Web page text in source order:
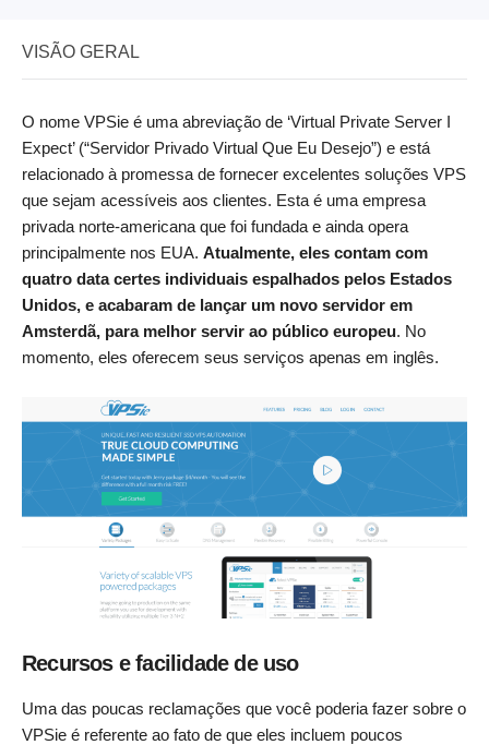
VISÃO GERAL
O nome VPSie é uma abreviação de ‘Virtual Private Server I
Expect’ (“Servidor Privado Virtual Que Eu Desejo”) e está
relacionado à promessa de fornecer excelentes soluções VPS
que sejam acessíveis aos clientes. Esta é uma empresa
privada norte-americana que foi fundada e ainda opera
principalmente nos EUA. Atualmente, eles contam com
quatro data certes individuais espalhados pelos Estados
Unidos, e acabaram de lançar um novo servidor em
Amsterdã, para melhor servir ao público europeu. No
momento, eles oferecem seus serviços apenas em inglês.
Recursos e facilidade de uso
Uma das poucas reclamações que você poderia fazer sobre o
VPSie é referente ao fato de que eles incluem poucos